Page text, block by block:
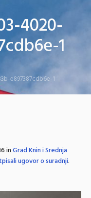
4020-
1
e897387cdb6e-1
inGrad Knin i Srednja
ugovor o suradnji.